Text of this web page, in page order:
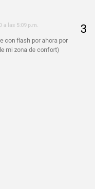
a las 5:09 p.m.
con flash por ahora por
mi zona de confort)